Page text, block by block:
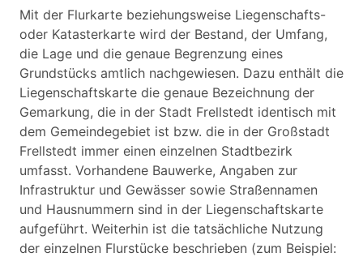
Mit der Flurkarte beziehungsweise Liegenschafts-
oder Katasterkarte wird der Bestand, der Umfang,
die Lage und die genaue Begrenzung eines
Grundstücks amtlich nachgewiesen. Dazu enthält die
Liegenschaftskarte die genaue Bezeichnung der
Gemarkung, die in der Stadt Frellstedt identisch mit
dem Gemeindegebiet ist bzw. die in der Großstadt
Frellstedt immer einen einzelnen Stadtbezirk
umfasst. Vorhandene Bauwerke, Angaben zur
Infrastruktur und Gewässer sowie Straßennamen
und Hausnummern sind in der Liegenschaftskarte
aufgeführt. Weiterhin ist die tatsächliche Nutzung
der einzelnen Flurstücke beschrieben (zum Beispiel: